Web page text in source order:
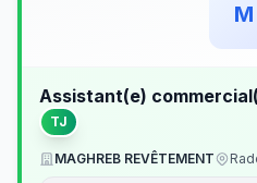
M
Assistant(e)
TJ
MAGHREB REVÊTEMENT